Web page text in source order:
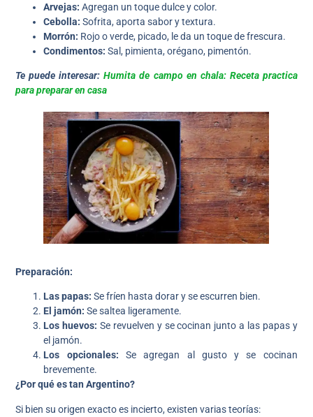
Arvejas: Agregan un toque dulce y color.
Cebolla: Sofrita, aporta sabor y textura.
Morrón: Rojo o verde, picado, le da un toque de frescura.
Condimentos: Sal, pimienta, orégano, pimentón.
Te puede interesar:Humita de campo en chala: Receta practica
para preparar en casa
Preparación:
Las papas: Se fríen hasta dorar y se escurren bien.
El jamón: Se saltea ligeramente.
Los huevos: Se revuelven y se cocinan junto a las papas y
el jamón.
Los opcionales: Se agregan al gusto y se cocinan
brevemente.
¿Por qué es tan Argentino?
Si bien su origen exacto es incierto, existen varias teorías: